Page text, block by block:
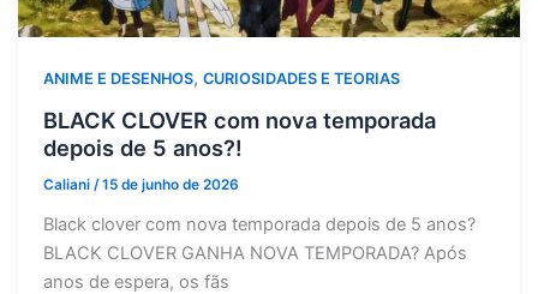
ANIME E DESENHOS,CURIOSIDADES E TEORIAS
BLACK CLOVER com nova temporada
depois de 5 anos?!
Caliani /15 de junho de 2026
Black clover com nova temporada depois de 5 anos?
BLACK CLOVER GANHA NOVA TEMPORADA? Após
anos de espera, os fãs